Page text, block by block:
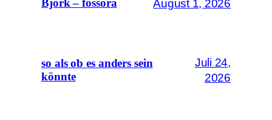
Björk – fossora August 1, 2026
so als ob es anders sein
könnte
Juli 24,
2026